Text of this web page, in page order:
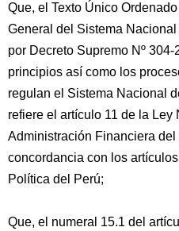
Que, el Texto Único
General del Sistema
por Decreto Supremo Nº
principios así como los
regulan el Sistema Nacional
refiere el artículo 11 de la Ley
Administración Financiera
concordancia con los
Política del Perú;
Que, el numeral 15.1 del